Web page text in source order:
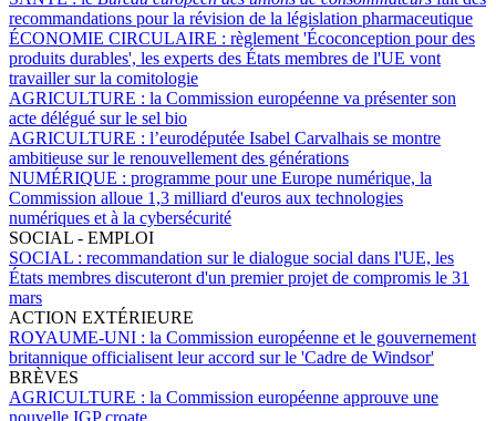
recommandations pour la révision de la législation pharmaceutique
ÉCONOMIE CIRCULAIRE : règlement 'Écoconception pour des
produits durables', les experts des États membres de l'UE vont
travailler sur la comitologie
AGRICULTURE : la Commission européenne va présenter son
acte délégué sur le sel bio
AGRICULTURE : l’eurodéputée Isabel Carvalhais se montre
ambitieuse sur le renouvellement des générations
NUMÉRIQUE : programme pour une Europe numérique, la
Commission alloue 1,3 milliard d'euros aux technologies
numériques et à la cybersécurité
SOCIAL - EMPLOI
SOCIAL : recommandation sur le dialogue social dans l'UE, les
États membres discuteront d'un premier projet de compromis le 31
mars
ACTION EXTÉRIEURE
ROYAUME-UNI : la Commission européenne et le gouvernement
britannique officialisent leur accord sur le 'Cadre de Windsor'
BRÈVES
AGRICULTURE : la Commission européenne approuve une
nouvelle IGP croate